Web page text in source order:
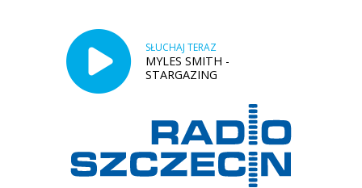
SŁUCHAJ TERAZ
MYLES SMITH -
STARGAZING